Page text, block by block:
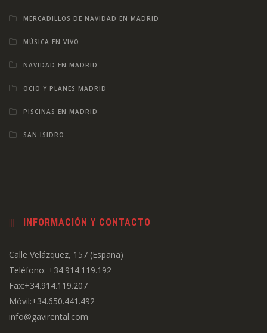
MERCADILLOS DE NAVIDAD EN MADRID
MÚSICA EN VIVO
NAVIDAD EN MADRID
OCIO Y PLANES MADRID
PISCINAS EN MADRID
SAN ISIDRO
INFORMACIÓN Y CONTACTO
Calle Velázquez, 157 (España)
Teléfono: +34.914.119.192
Fax:+34.914.119.207
Móvil:+34.650.441.492
info@gavirental.com